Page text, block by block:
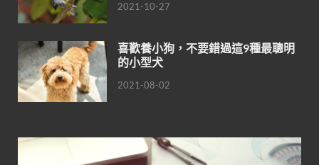
2021-10-27
喜歡養小狗，不要錯過這9種最聰明
的小型犬
2021-08-02